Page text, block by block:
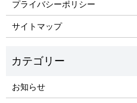
プライバシーポリシー
サイトマップ
お知らせ